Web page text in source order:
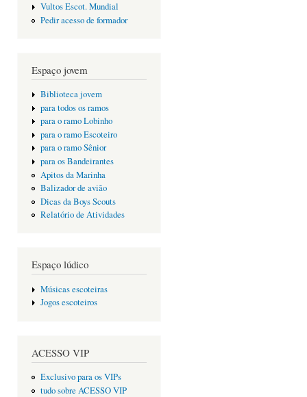
Vultos Escot. Mundial
Pedir acesso de formador
Espaço jovem
Biblioteca jovem
para todos os ramos
para o ramo Lobinho
para o ramo Escoteiro
para o ramo Sênior
para os Bandeirantes
Apitos da Marinha
Balizador de avião
Dicas da Boys Scouts
Relatório de Atividades
Espaço lúdico
Músicas escoteiras
Jogos escoteiros
ACESSO VIP
Exclusivo para os VIPs
tudo sobre ACESSO VIP